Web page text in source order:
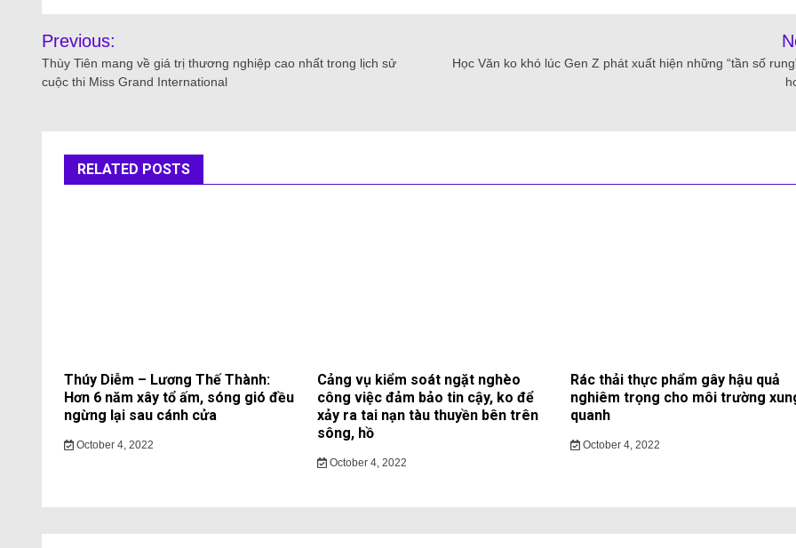
Previous:
Thùy Tiên mang về giá trị thương nghiệp cao nhất trong lịch sử
cuộc thi Miss Grand International
Học Văn ko khó lúc Gen Z phát xuất hiện những “tần số
RELATED POSTS
Thúy Diễm – Lương Thế Thành:
Hơn 6 năm xây tổ ấm, sóng gió đều
ngừng lại sau cánh cửa
October 4, 2022
Cảng vụ kiểm soát ngặt nghèo
công việc đảm bảo tin cậy, ko để
xảy ra tai nạn tàu thuyền bên trên
sông, hồ
October 4, 2022
Rác thải thực phẩm gây hậu quả
nghiêm trọng cho môi trường
quanh
October 4, 2022